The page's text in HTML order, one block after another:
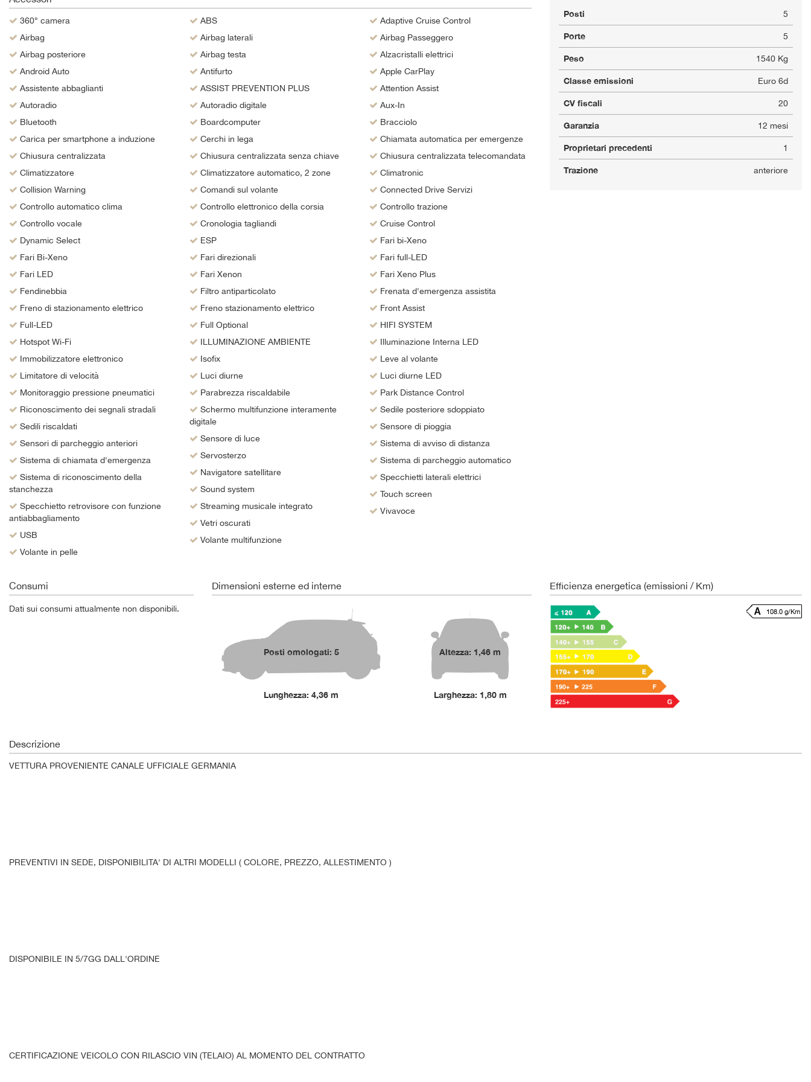
360° camera
Airbag
Airbag posteriore
Android Auto
Assistente abbaglianti
Autoradio
Bluetooth
Carica per smartphone a induzione
Chiusura centralizzata
Climatizzatore
Collision Warning
Controllo automatico clima
Controllo vocale
Dynamic Select
Fari Bi-Xeno
Fari LED
Fendinebbia
Freno di stazionamento elettrico
Full-LED
Hotspot Wi-Fi
Immobilizzatore elettronico
Limitatore di velocità
Monitoraggio pressione pneumatici
Riconoscimento dei segnali stradali
Sedili riscaldati
Sensori di parcheggio anteriori
Sistema di chiamata d'emergenza
Sistema di riconoscimento della
stanchezza
Specchietto retrovisore con funzione
antiabbagliamento
USB
Volante in pelle
ABS
Airbag laterali
Airbag testa
Antifurto
ASSIST PREVENTION PLUS
Autoradio digitale
Boardcomputer
Cerchi in lega
Chiusura centralizzata senza chiave
Climatizzatore automatico, 2 zone
Comandi sul volante
Controllo elettronico della corsia
Cronologia tagliandi
ESP
Fari direzionali
Fari Xenon
Filtro antiparticolato
Freno stazionamento elettrico
Full Optional
ILLUMINAZIONE AMBIENTE
Isofix
Luci diurne
Parabrezza riscaldabile
Schermo multifunzione interamente
digitale
Sensore di luce
Servosterzo
Navigatore satellitare
Sound system
Streaming musicale integrato
Vetri oscurati
Volante multifunzione
Adaptive Cruise Control
Airbag Passeggero
Alzacristalli elettrici
Apple CarPlay
Attention Assist
Aux-In
Bracciolo
Chiamata automatica per emergenze
Chiusura centralizzata telecomandata
Climatronic
Connected Drive Servizi
Controllo trazione
Cruise Control
Fari bi-Xeno
Fari full-LED
Fari Xeno Plus
Frenata d'emergenza assistita
Front Assist
HIFI SYSTEM
Illuminazione Interna LED
Leve al volante
Luci diurne LED
Park Distance Control
Sedile posteriore sdoppiato
Sensore di pioggia
Sistema di avviso di distanza
Sistema di parcheggio automatico
Specchietti laterali elettrici
Touch screen
Vivavoce
Posti 5
Porte 5
Peso 1540 Kg
Classe emissioni Euro 6d
CV fiscali 20
Garanzia 12 mesi
Proprietari precedenti 1
Trazione anteriore
Consumi
Dati sui consumi attualmente non disponibili.
Dimensioni esterne ed interne
Posti omologati: 5
Lunghezza: 4,36 m
Altezza: 1,46 m
Larghezza: 1,80 m
Efficienza energetica (emissioni / Km)
108.0 g/Km
Descrizione
VETTURA PROVENIENTE CANALE UFFICIALE GERMANIA
PREVENTIVI IN SEDE, DISPONIBILITA' DI ALTRI MODELLI ( COLORE, PREZZO, ALLESTIMENTO )
DISPONIBILE IN 5/7GG DALL'ORDINE
CERTIFICAZIONE VEICOLO CON RILASCIO VIN (TELAIO) AL MOMENTO DEL CONTRATTO
questi
strumenti
di
si
rimanda
alla
policy.
Puoi
modificare
le
scelte
in
momento.
Cookie per il miglioramento dell'esperienza utente
Cookie analitici
Cookie di marketing